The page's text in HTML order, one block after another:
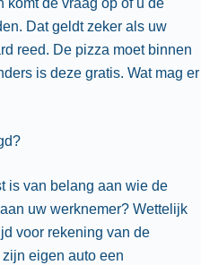
komt de vraag op of u de
Dat geldt zeker als uw
reed. De pizza moet binnen
is deze gratis. Wat mag er
is van belang aan wie de
uw werknemer? Wettelijk
voor rekening van de
eigen auto een